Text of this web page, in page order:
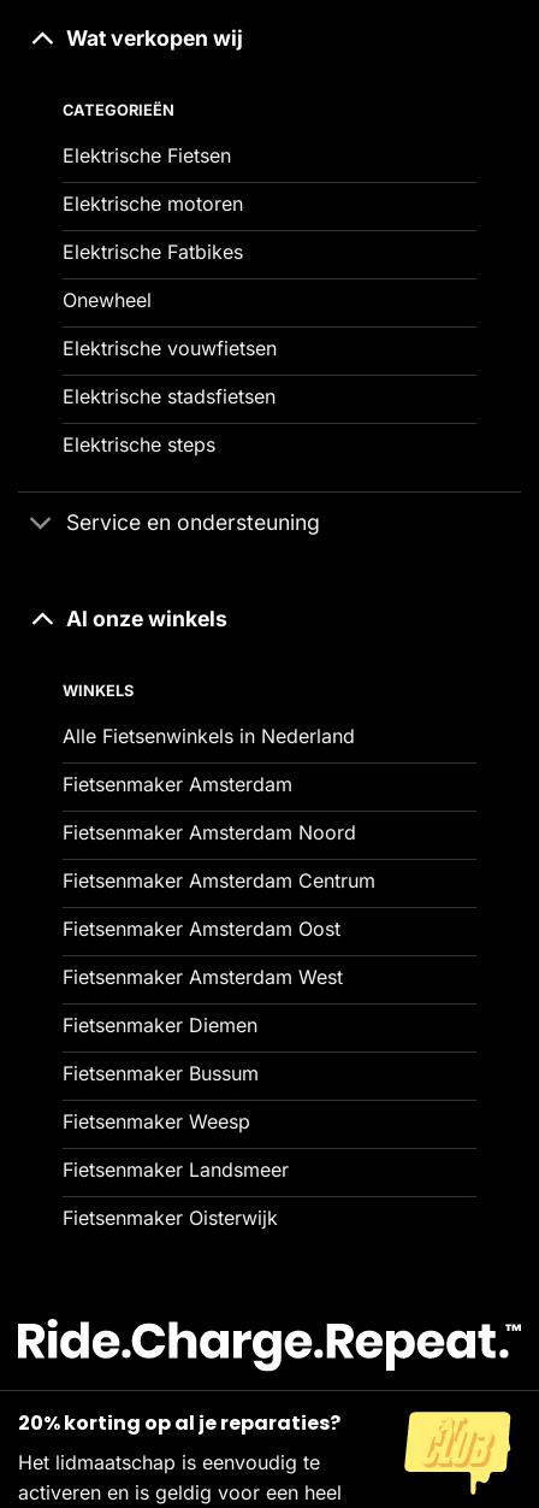
Wat verkopen wij
CATEGORIEËN
Elektrische Fietsen
Elektrische motoren
Elektrische Fatbikes
Onewheel
Elektrische vouwfietsen
Elektrische stadsfietsen
Elektrische steps
Service en ondersteuning
Al onze winkels
WINKELS
Alle Fietsenwinkels in Nederland
Fietsenmaker Amsterdam
Fietsenmaker Amsterdam Noord
Fietsenmaker Amsterdam Centrum
Fietsenmaker Amsterdam Oost
Fietsenmaker Amsterdam West
Fietsenmaker Diemen
Fietsenmaker Bussum
Fietsenmaker Weesp
Fietsenmaker Landsmeer
Fietsenmaker Oisterwijk
20% korting op al je reparaties?
Het lidmaatschap is eenvoudig te
activeren en is geldig voor een heel